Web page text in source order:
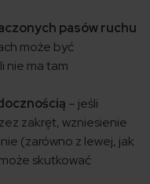
pasów ruchu
może być
nie ma tam
– jeśli
zakręt, wzniesienie
(zarówno z lewej, jak
skutkować